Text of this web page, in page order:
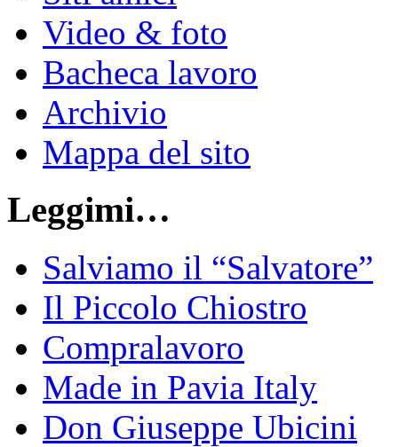
Video & foto
Bacheca lavoro
Archivio
Mappa del sito
Leggimi…
Salviamo il “Salvatore”
Il Piccolo Chiostro
Compralavoro
Made in Pavia Italy
Don Giuseppe Ubicini